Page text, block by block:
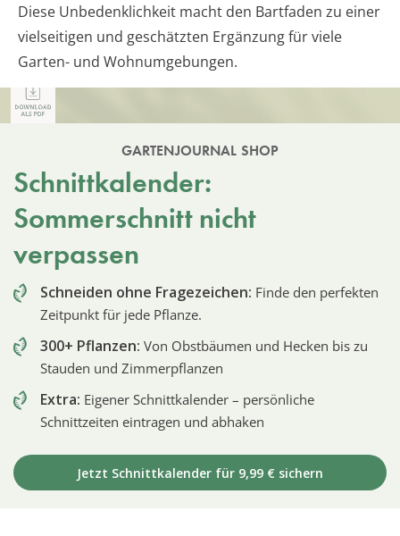
Diese Unbedenklichkeit macht den Bartfaden zu einer
vielseitigen und geschätzten Ergänzung für viele
Garten- und Wohnumgebungen.
GARTENJOURNAL SHOP
Schnittkalender:
Sommerschnitt nicht
verpassen
Schneiden ohne Fragezeichen: Finde den perfekten
Zeitpunkt für jede Pflanze.
300+ Pflanzen: Von Obstbäumen und Hecken bis zu
Stauden und Zimmerpflanzen
Extra: Eigener Schnittkalender – persönliche
Schnittzeiten eintragen und abhaken
Jetzt Schnittkalender für 9,99 € sichern